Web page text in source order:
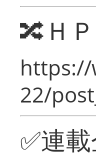
🔀Ｈ
https://
22/
✅連